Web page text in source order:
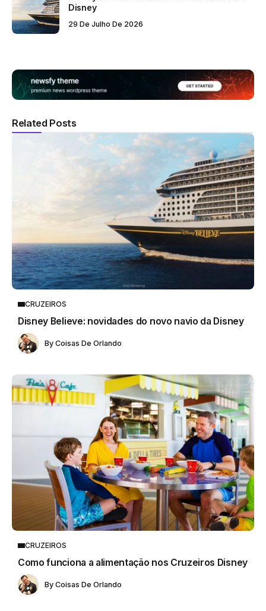
Disney
29 De Julho De 2026
Related Posts
CRUZEIROS
Disney Believe: novidades do novo navio da Disney
By Coisas De Orlando
CRUZEIROS
Como funciona a alimentação nos Cruzeiros Disney
By Coisas De Orlando